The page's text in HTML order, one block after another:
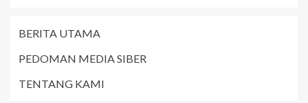
BERITA UTAMA
PEDOMAN MEDIA SIBER
TENTANG KAMI